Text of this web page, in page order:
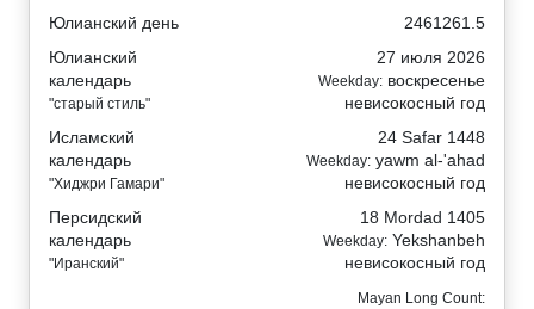
Юлианский день
2461261.5
Юлианский
календарь
"старый стиль"
27 июля 2026
Weekday: воскресенье
невисокосный год
Исламский
календарь
"Хиджри Гамари"
24 Safar 1448
Weekday: yawm al-'ahad
невисокосный год
Персидский
календарь
"Иранский"
18 Mordad 1405
Weekday: Yekshanbeh
невисокосный год
Mayan Long Count: